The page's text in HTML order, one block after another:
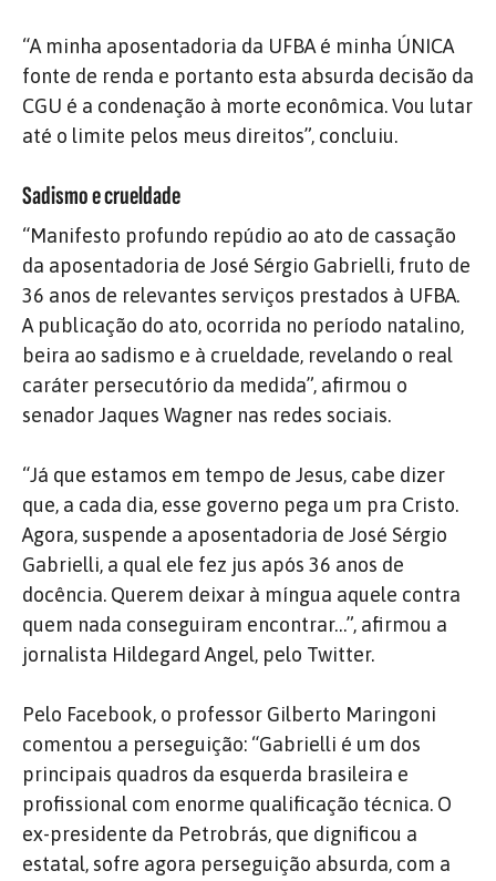
“A minha aposentadoria da UFBA é minha ÚNICA
fonte de renda e portanto esta absurda decisão da
CGU é a condenação à morte econômica. Vou lutar
até o limite pelos meus direitos”, concluiu.
Sadismo e crueldade
“Manifesto profundo repúdio ao ato de cassação
da aposentadoria de José Sérgio Gabrielli, fruto de
36 anos de relevantes serviços prestados à UFBA.
A publicação do ato, ocorrida no período natalino,
beira ao sadismo e à crueldade, revelando o real
caráter persecutório da medida”, afirmou o
senador Jaques Wagner nas redes sociais.
“Já que estamos em tempo de Jesus, cabe dizer
que, a cada dia, esse governo pega um pra Cristo.
Agora, suspende a aposentadoria de José Sérgio
Gabrielli, a qual ele fez jus após 36 anos de
docência. Querem deixar à míngua aquele contra
quem nada conseguiram encontrar…”, afirmou a
jornalista Hildegard Angel, pelo Twitter.
Pelo Facebook, o professor Gilberto Maringoni
comentou a perseguição: “Gabrielli é um dos
principais quadros da esquerda brasileira e
profissional com enorme qualificação técnica. O
ex-presidente da Petrobrás, que dignificou a
estatal, sofre agora perseguição absurda, com a